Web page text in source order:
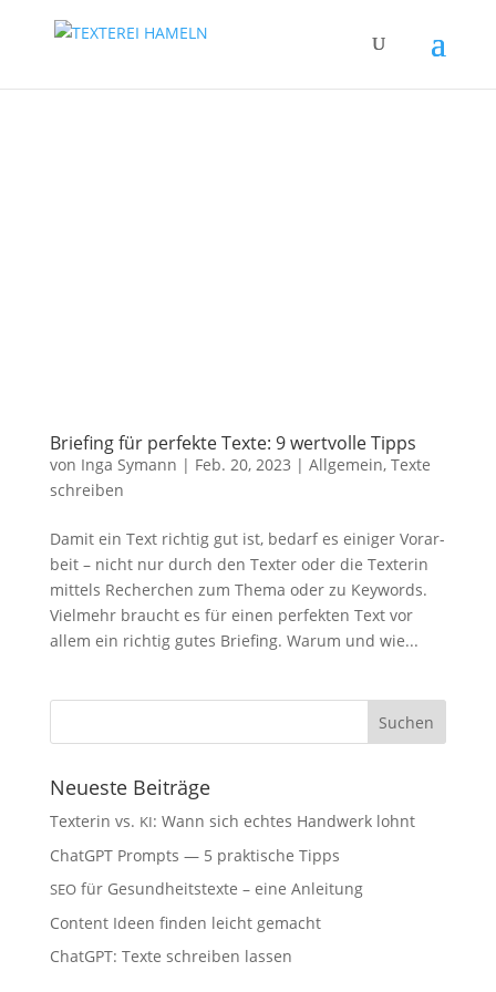
Brie­fing für per­fek­te Tex­te: 9 wert­vol­le Tipps
von Inga Symann | Feb. 20, 2023 | Allgemein, Texte
schreiben
Damit ein Text rich­tig gut ist, bedarf es eini­ger Vor­ar­
beit – nicht nur durch den Tex­ter oder die Tex­te­rin
mit­tels Recher­chen zum The­ma oder zu Key­words.
Viel­mehr braucht es für einen per­fek­ten Text vor
allem ein rich­tig gutes Brie­fing. War­um und wie...
Neu­es­te Beiträge
Tex­te­rin vs. KI: Wann sich ech­tes Hand­werk lohnt
ChatGPT Prompts — 5 prak­ti­sche Tipps
SEOfür Gesund­heits­tex­te – eine Anleitung
Con­tent Ideen fin­den leicht gemacht
ChatGPT: Tex­te schrei­ben lassen